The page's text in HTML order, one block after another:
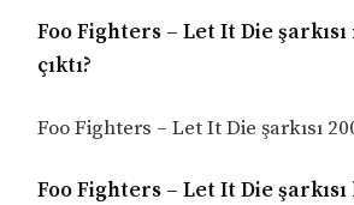
Foo Fighters – Let It Die
çıktı?
Foo Fighters – Let It Die şarkısı
Foo Fighters – Let It Die